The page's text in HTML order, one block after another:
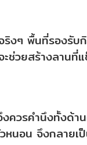
งๆ พื้นที่รองรับ
ช่วยสร้างลานที่
วรคำนึงทั้งด้า
นอน จึงกลายเ